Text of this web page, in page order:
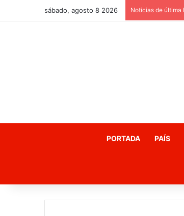
sábado, agosto 8 2026 Noticias de última
PORTADA PAÍS